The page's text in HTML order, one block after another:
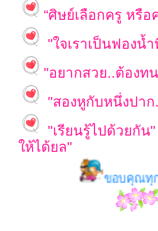
“ศิษย์เลือกครู หรือ
"ใจเราเป็นฟองน้
"อยากสวย..ต้องท
"สองหูกับหนึ่งปา
"เรียนรู้ไปด้วยกัน
ให้ได้ยล"
ขอบคุณทุกกำลังใ